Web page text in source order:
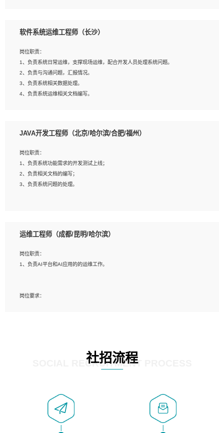
1、3年以上运营或解决方案的工作经验。
征，可独立提出完整的优化方案,并推动方案执行达成结果；熟练使用PPT、
WORD、EXCEL等办公软件；
3、深入理解公司各项AI产品和技术信息；具有较强的文档编写能力，能独立撰写
PPT、方案建议书等，面试时需携带个人制作的专业PPT文件进行展示。
软件系统运维工程师（长沙）
岗位职责：
1、负责系统日常运维，支撑现场运维，配合开发人员处理系统问题。
2、负责与沟通问题，汇报情况。
3、负责系统相关数据处理。
4、负责系统运维相关文档编写。
岗位要求：
2、精通linux命令。
3、熟悉oracle、mysql 数据库。
4、善于沟通，具有良好的团队合作精神和协作能力。
5、必须有实际的生产环境系统维护经验。
JAVA开发工程师（北京/哈尔滨/合肥/福州）
岗位职责：
1、负责系统功能需求的开发测试上线；
2、负责相关文档的编写；
3、负责系统问题的处理。
2、熟悉linux命令；
4、熟练使用oracle、mysql进行开发；
5、熟悉流程开发如使用activiti；
运维工程师（成都/昆明/哈尔滨）
岗位职责：
1、负责AI平台和AI应用的的运维工作。
岗位要求：
4、掌握DevOps思想、方法和流程。Jenkins工具使用；
5、掌握常见中间件配置与优化，如mysql、nginx等；
社招流程
SOCIAL RECRUITMENT PROCESS